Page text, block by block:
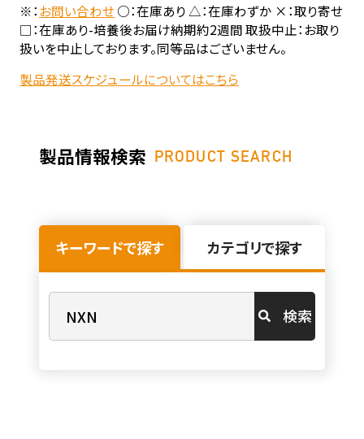
※：お問い合わせ○：在庫あり △：在庫わずか ×：取り寄せ
□：在庫あり-培養後お届け納期約2週間 取扱中止：お取り
扱いを中止しております。同等品はございません。
製品発送スケジュールについてはこちら
製品情報検索 PRODUCT SEARCH
キーワードで探す カテゴリで探す
検索